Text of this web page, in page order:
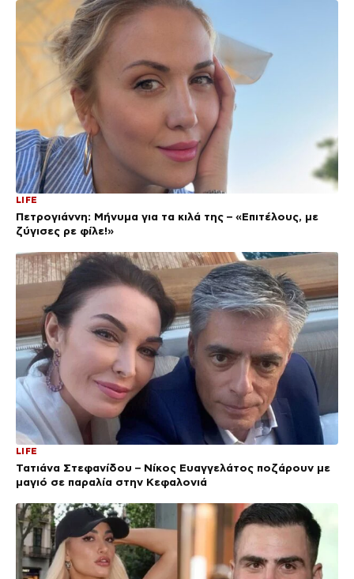
LIFE
Πετρογιάννη: Μήνυμα για τα κιλά της – «Επιτέλους, με
ζύγισες ρε φίλε!»
LIFE
Τατιάνα Στεφανίδου – Νίκος Ευαγγελάτος ποζάρουν με
μαγιό σε παραλία στην Κεφαλονιά